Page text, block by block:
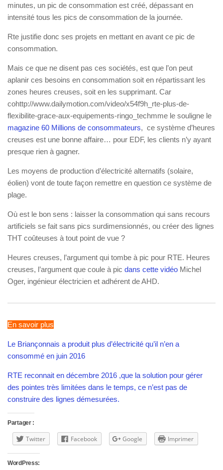
minutes, un pic de consommation est créé, dépassant en
intensité tous les pics de consommation de la journée.
Rte justifie donc ses projets en mettant en avant ce pic de
consommation.
Mais ce que ne disent pas ces sociétés, est que l’on peut
aplanir ces besoins en consommation soit en répartissant les
zones heures creuses, soit en les supprimant. Car
cohttp://www.dailymotion.com/video/x54f9h_rte-plus-de-
flexibilite-grace-aux-equipements-ringo_techmme le souligne le
magazine 60 Millions de consommateurs, ce système d’heures
creuses est une bonne affaire… pour EDF, les clients n’y ayant
presque rien à gagner.
Les moyens de production d’électricité alternatifs (solaire,
éolien) vont de toute façon remettre en question ce système de
plage.
Où est le bon sens : laisser la consommation qui sans recours
artificiels se fait sans pics surdimensionnés, ou créer des lignes
THT coûteuses à tout point de vue ?
Heures creuses, l’argument qui tombe à pic pour RTE. Heures
creuses, l’argument que coule à pic dans cette vidéo Michel
Oger, ingénieur électricien et adhérent de AHD.
En savoir plus
Le Briançonnais a produit plus d’électricité qu’il n’en a
consommé en juin 2016
RTE reconnait en décembre 2016 ,que la solution pour gérer
des pointes très limitées dans le temps, ce n’est pas de
construire des lignes démesurées.
Partager :
Twitter Facebook Google Imprimer
WordPress: